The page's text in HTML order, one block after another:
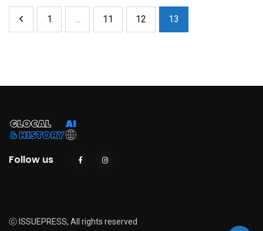
1 ... 11 12 13
Follow us
ⓒ ISSUEPRESS, All rights reserved